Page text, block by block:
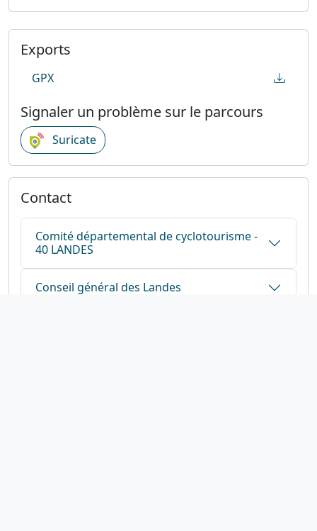
Exports
GPX
Signaler un problème sur le parcours
Suricate
Contact
Comité départemental de cyclotourisme -
40 LANDES
Conseil général des Landes